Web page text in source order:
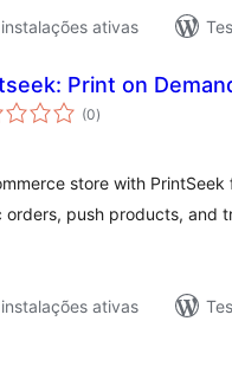
ativas
Print on
(0total
de
)
store with
push products, and
ativas